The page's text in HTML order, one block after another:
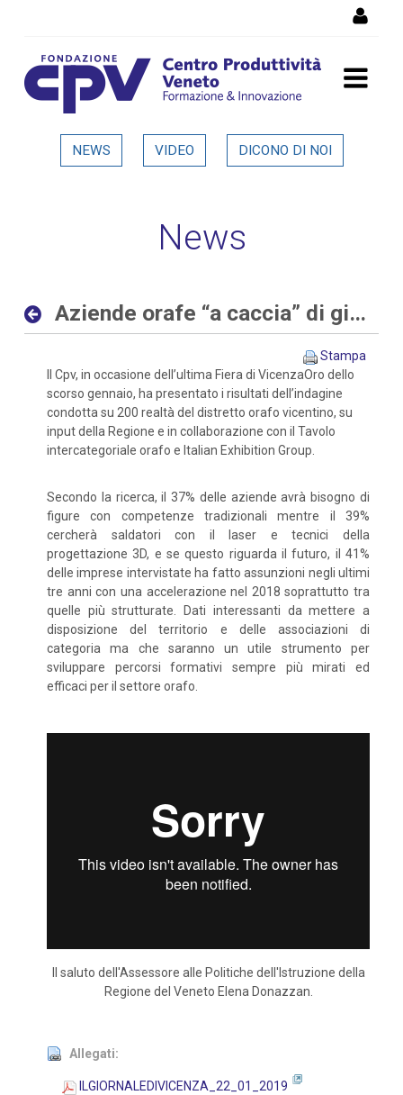
Aziende orafe “a caccia” di
digitali che tradizionali -
NEWS VIDEO DICONO DI NOI
News
Aziende orafe “a caccia” di giovani sia con competenze digitali che tradizionali
Stampa
Il Cpv, in occasione dell’ultima Fiera di VicenzaOro dello
scorso gennaio, ha presentato i risultati dell’indagine
condotta su 200 realtà del distretto orafo vicentino, su
input della Regione e in collaborazione con il Tavolo
intercategoriale orafo e Italian Exhibition Group.
Secondo la ricerca, il 37% delle aziende avrà bisogno di
figure con competenze tradizionali mentre il 39%
cercherà saldatori con il laser e tecnici della
progettazione 3D, e se questo riguarda il futuro, il 41%
delle imprese intervistate ha fatto assunzioni negli ultimi
tre anni con una accelerazione nel 2018 soprattutto tra
quelle più strutturate. Dati interessanti da mettere a
disposizione del territorio e delle associazioni di
categoria ma che saranno un utile strumento per
sviluppare percorsi formativi sempre più mirati ed
efficaci per il settore orafo.
Il saluto dell'Assessore alle Politiche dell'Istruzione della
Regione del Veneto Elena Donazzan.
Allegati:
ILGIORNALEDIVICENZA_22_01_2019